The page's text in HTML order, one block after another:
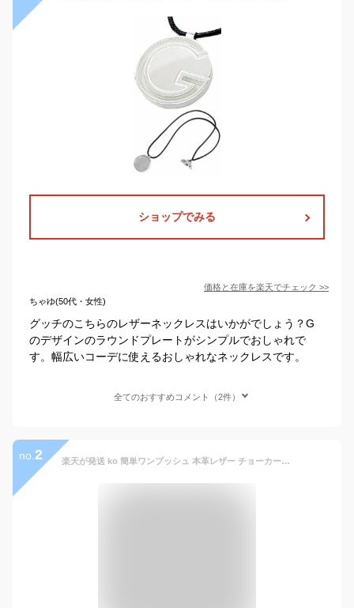
ショップでみる
価格と在庫を楽天でチェック >>
ちゃゆ(50代・女性)
グッチのこちらのレザーネックレスはいかがでしょう？G
のデザインのラウンドプレートがシンプルでおしゃれで
す。幅広いコーデに使えるおしゃれなネックレスです。
全てのおすすめコメント（2件）
no. 2 楽天が発送 ko 簡単ワンプッシュ 本革レザー チョーカー 革紐 メンズ 3mm 黒 [40cm 45cm 50cm 55cm 60cm] ネックレス ブラック プッシュ式 インディアンジュエリー 皮紐 皮ひも 革ひも バイカーズ 首輪[logi]